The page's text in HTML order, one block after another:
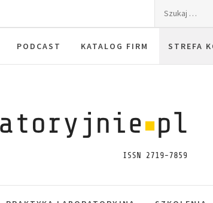
PODCAST KATALOG FIRM STREFA